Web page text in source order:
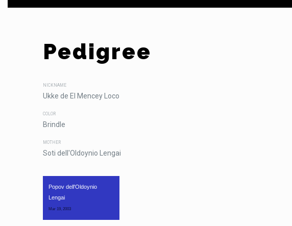
NICKNAME
Ukke de El Mencey Loco
COLOR
Brindle
MOTHER
Soti dell'Oldoynio Lengai
Pedigree
Popov dell'Oldoynio
Lengai
Mar 19, 2003